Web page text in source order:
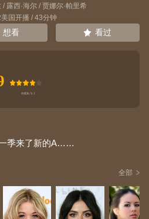
/ 露西·海尔/ 贾娜尔·帕里希
国开播 / 43分钟
想看 看过
一季来了新的A……
全部